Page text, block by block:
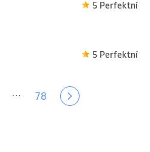
5 Perfektní
5 Perfektní
… 78